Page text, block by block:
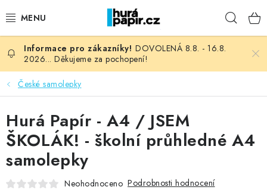
na
NOVINKY
HURÁ DÍLNA
VŠECHNO ZBOŽÍ
KNIHAŘSKÝ MATERIÁL
DOVOLENÁ 8.8. - 16.8.
2026... Děkujeme za pochopení!
České samolepky
Hurá Papír - A4 / JSEM
ŠKOLÁK! - školní průhledné A4
samolepky
Neohodnoceno Podrobnosti hodnocení